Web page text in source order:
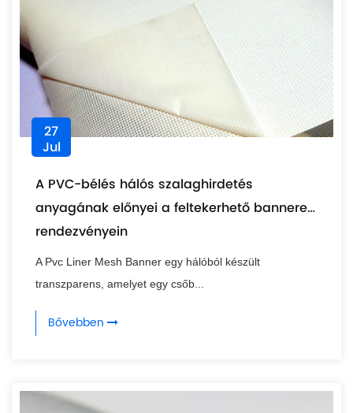
27
Jul
A PVC-bélés hálós szalaghirdetés
anyagának előnyei a feltekerhető bannerek
rendezvényein
A Pvc Liner Mesh Banner egy hálóból készült
transzparens, amelyet egy csőb...
Bővebben